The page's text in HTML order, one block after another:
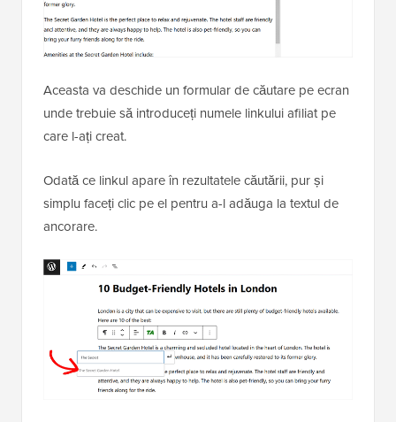
Aceasta va deschide un formular de căutare pe ecran
unde trebuie să introduceți numele linkului afiliat pe
care l-ați creat.
Odată ce linkul apare în rezultatele căutării, pur și
simplu faceți clic pe el pentru a-l adăuga la textul de
ancorare.